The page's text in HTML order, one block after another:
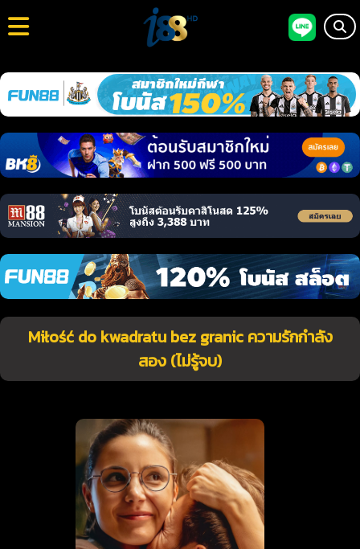
Miłość do kwadratu bez granic ความรักกำลัง
สอง (ไม่รู้จบ)